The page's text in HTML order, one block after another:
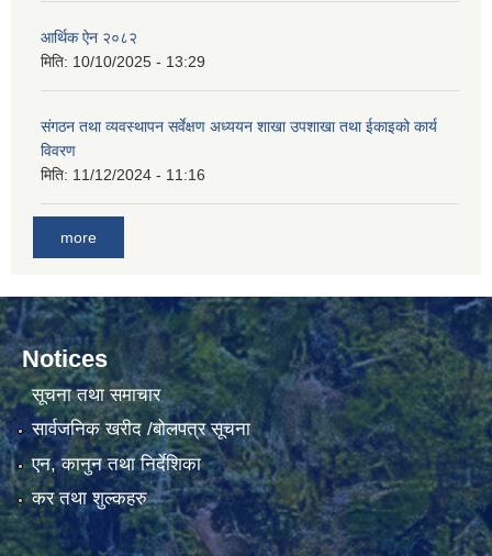
आर्थिक ऐन २०८२
मिति: 10/10/2025 - 13:29
संगठन तथा व्यवस्थापन सर्वेक्षण अध्ययन शाखा उपशाखा तथा ईकाइको कार्य
विवरण
मिति: 11/12/2024 - 11:16
more
Notices
सूचना तथा समाचार
सार्वजनिक खरीद /बोलपत्र सूचना
एन, कानुन तथा निर्देशिका
कर तथा शुल्कहरु